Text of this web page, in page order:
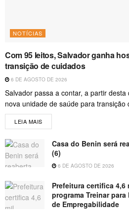
NOTÍCIAS
Com 95 leitos, Salvador ganha
transição de cuidados
6 DE AGOSTO DE 2026
Salvador passa a contar, a partir
nova unidade de saúde para transição
LEIA MAIS
Casa do Benin será
(6)
6 DE AGOSTO DE 2026
Prefeitura certifica
programa Treinar para
de Empregabilidade